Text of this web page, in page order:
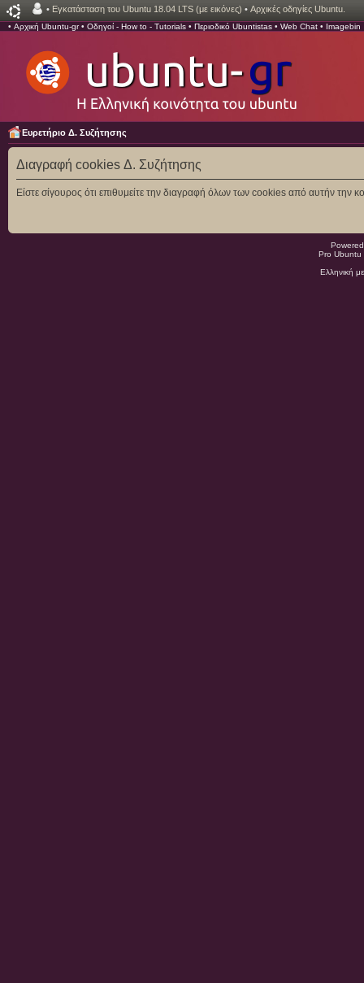
• Εγκατάσταση του Ubuntu 18.04 LTS (με εικόνες) • Αρχικές οδηγίες Ubuntu.
• Αρχική Ubuntu-gr• Οδηγοί - How to - Tutorials • Περιοδικό Ubuntistas • Web Chat • Imagebin
Ευρετήριο Δ. Συζήτησης
Διαγραφή cookies Δ. Συζήτησης
Είστε σίγουρος ότι επιθυμείτε την διαγραφή όλων των cookies από αυτήν την
Pro
Ελληνική